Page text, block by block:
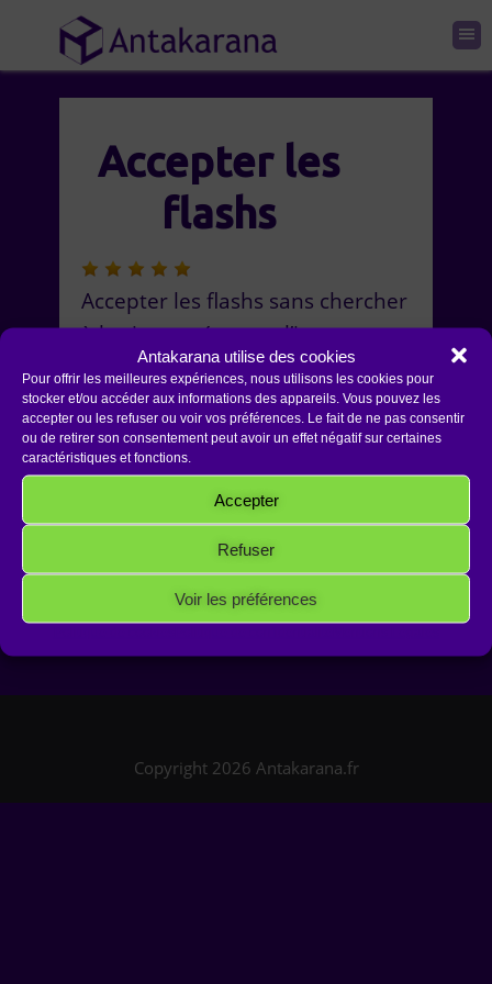
Antakarana utilise des cookies
Pour offrir les meilleures expériences, nous utilisons les cookies pour
stocker et/ou accéder aux informations des appareils. Vous pouvez les
accepter ou les refuser ou voir vos préférences. Le fait de ne pas consentir
ou de retirer son consentement peut avoir un effet négatif sur certaines
caractéristiques et fonctions.
Accepter
Refuser
Voir les préférences
Accepter les
flashs
Accepter les flashs sans chercher
à les interpréter sur l’instant.
Découvrir ensuite un message et
décrypter son contenu.
Patrick Don de médiumnité 1
Bandol
Copyright 2026 Antakarana.fr